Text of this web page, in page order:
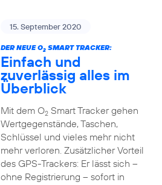
15. September 2020
DER NEUE O2SMART TRACKER:
Einfach und
zuverlässig alles im
Überblick
Mit dem O2Smart Tracker gehen
Wertgegenstände, Taschen,
Schlüssel und vieles mehr nicht
mehr verloren. Zusätzlicher Vorteil
des GPS-Trackers: Er lässt sich –
ohne Registrierung – sofort in